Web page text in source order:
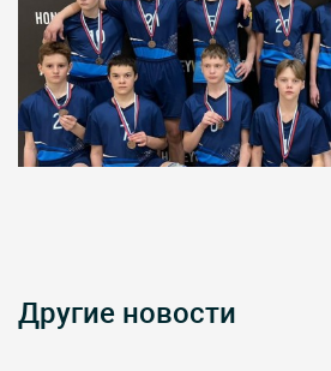
Другие новости